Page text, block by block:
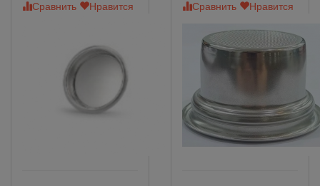
Сравнить Нравится Сравнить Нравится